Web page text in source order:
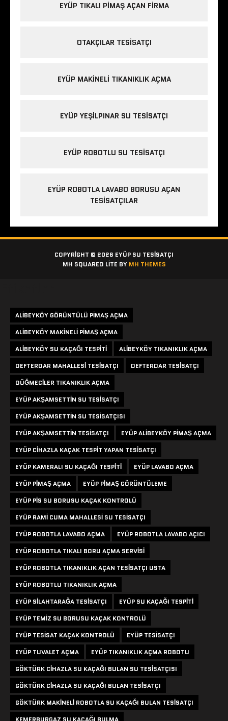
EYÜP TIKALI PIMAŞ AÇAN FIRMA
OTAKÇILAR TESISATÇI
EYÜP MAKINELI TIKANIKLIK AÇMA
EYÜP YEŞILPINAR SU TESISATÇI
EYÜP ROBOTLU SU TESISATÇI
EYÜP ROBOTLA LAVABO BORUSU AÇAN
TESISATÇILAR
COPYRIGHT © 2026 EYÜP SU TESISATÇI
MH SQUARED LITE BY MH THEMES
ALIBEYKÖY GÖRÜNTÜLÜ PIMAŞ AÇMA
ALIBEYKÖY MAKINELI PIMAŞ AÇMA
ALIBEYKÖY SU KAÇAĞI TESPITI
ALIBEYKÖY TIKANIKLIK AÇMA
DEFTERDAR MAHALLESI TESISATÇI
DEFTERDAR TESISATÇI
DÜĞMECILER TIKANIKLIK AÇMA
EYÜP AKŞAMSETTIN SU TESISATÇI
EYÜP AKŞAMSETTIN SU TESISATÇISI
EYÜP AKŞAMSETTIN TESISATÇI
EYÜP ALIBEYKÖY PIMAŞ AÇMA
EYÜP CIHAZLA KAÇAK TESPIT YAPAN TESISATÇI
EYÜP KAMERALI SU KAÇAĞI TESPITI
EYÜP LAVABO AÇMA
EYÜP PIMAŞ AÇMA
EYÜP PIMAŞ GÖRÜNTÜLEME
EYÜP PIS SU BORUSU KAÇAK KONTROLÜ
EYÜP RAMI CUMA MAHALLESI SU TESISATÇI
EYÜP ROBOTLA LAVABO AÇMA
EYÜP ROBOTLA LAVABO AÇICI
EYÜP ROBOTLA TIKALI BORU AÇMA SERVISI
EYÜP ROBOTLA TIKANIKLIK AÇAN TESISATÇI USTA
EYÜP ROBOTLU TIKANIKLIK AÇMA
EYÜP SILAHTARAĞA TESISATÇI
EYÜP SU KAÇAĞI TESPITI
EYÜP TEMIZ SU BORUSU KAÇAK KONTROLÜ
EYÜP TESISAT KAÇAK KONTROLÜ
EYÜP TESISATÇI
EYÜP TUVALET AÇMA
EYÜP TIKANIKLIK AÇMA ROBOTU
GÖKTÜRK CIHAZLA SU KAÇAĞI BULAN SU TESISATÇISI
GÖKTÜRK CIHAZLA SU KAÇAĞI BULAN TESISATÇI
GÖKTÜRK MAKINELI ROBOTLA SU KAÇAĞI BULAN TESISATÇI